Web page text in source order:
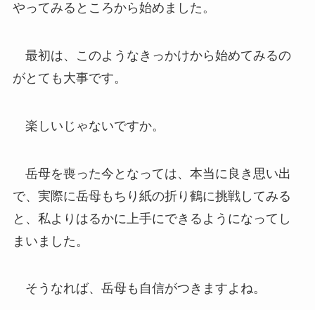
やってみるところから始めました。
最初は、このようなきっかけから始めてみるの
がとても大事です。
楽しいじゃないですか。
岳母を喪った今となっては、本当に良き思い出
で、実際に岳母もちり紙の折り鶴に挑戦してみる
と、私よりはるかに上手にできるようになってし
まいました。
そうなれば、岳母も自信がつきますよね。